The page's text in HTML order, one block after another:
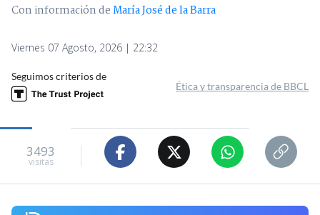
Con información deMaría José de la Barra
Viernes 07 Agosto, 2026 | 22:32
Seguimos criterios de
Ética y transparencia de BBCL
3493
visitas